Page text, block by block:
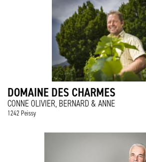
DOMAINE DES CHARMES
CONNE OLIVIER, BERNARD & ANNE
1242 Peissy